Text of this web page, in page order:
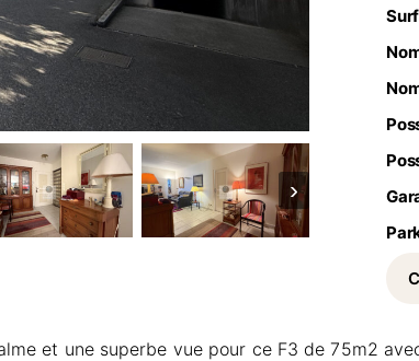
›
et une superbe vue pour ce F3 de 75m2